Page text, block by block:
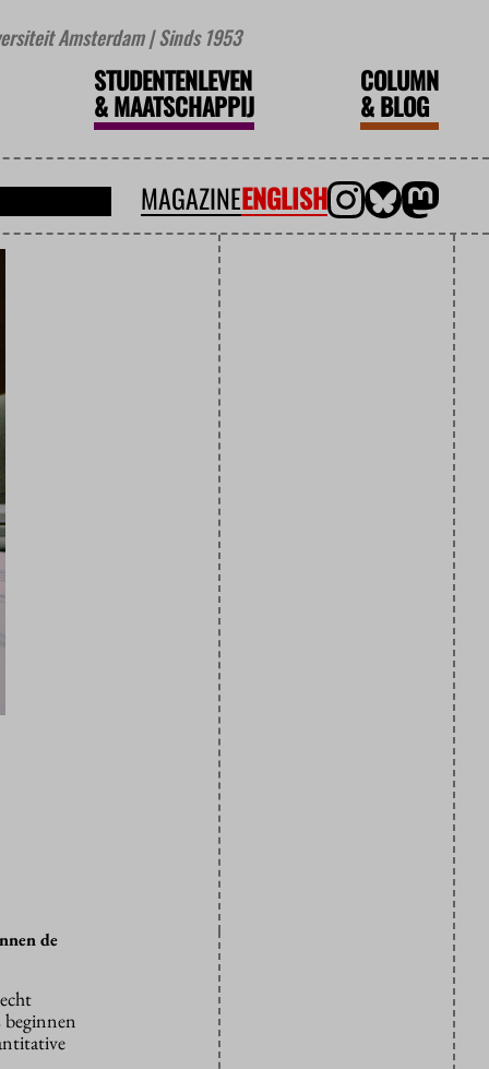
Amsterdam | Sinds 1953
STUDENTENLEVEN
&MAATSCHAPPIJ
COLUMN
&BLOG
MAGAZINEENGLISH
de
beginnen